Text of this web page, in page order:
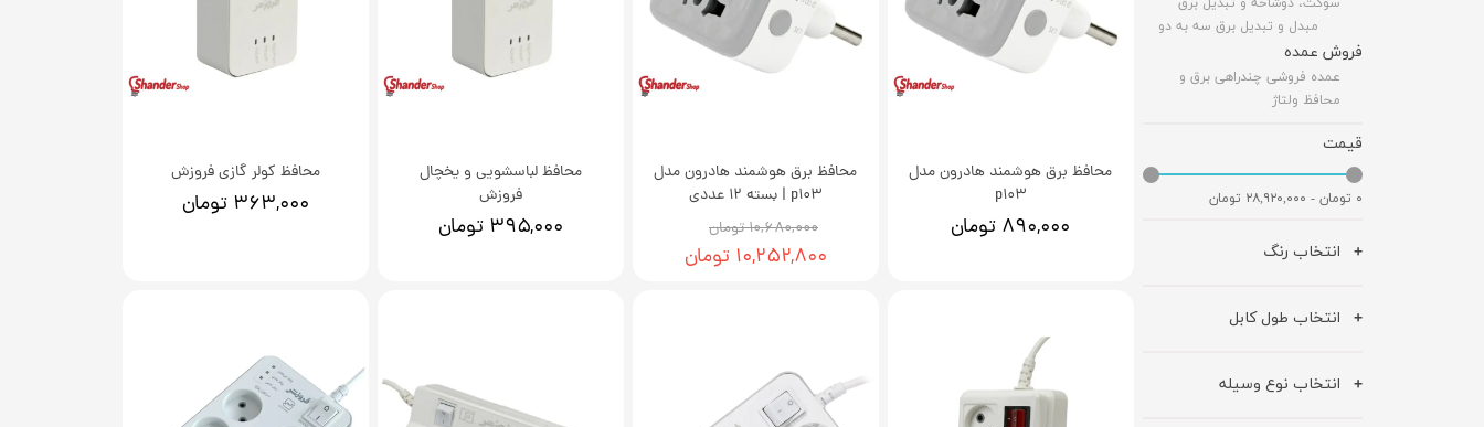
مبدل و تبدیل برق سه به دو
فروش عمده
عمده فروشی چندراهی برق و
محافظ ولتاژ
قیمت
۰ تومان - ۲۸,۹۲۰,۰۰۰ تومان
انتخاب رنگ
انتخاب طول کابل
انتخاب نوع وسیله
محافظ برق هوشمند هادرون مدل
p103
۸۹۰,۰۰۰ تومان
محافظ برق هوشمند هادرون مدل
p103 | بسته 12 عددی
۱۰,۶۸۰,۰۰۰ تومان
۱۰,۲۵۲,۸۰۰ تومان
محافظ لباسشویی و یخچال
فروزش
۳۹۵,۰۰۰ تومان
محافظ کولر گازی فروزش
۳۶۳,۰۰۰ تومان